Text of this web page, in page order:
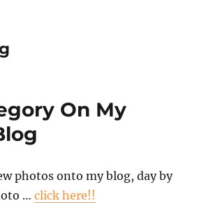
On My
photos onto my blog, day by
…click here!!